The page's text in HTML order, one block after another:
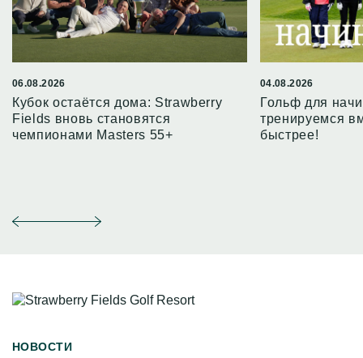
06.08.2026
Кубок остаётся дома: Strawberry
Fields вновь становятся
чемпионами Masters 55+
04.08.2026
Гольф для
тренируемся
быстрее!
НОВОСТИ